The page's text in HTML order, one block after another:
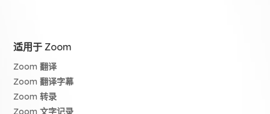
适用于 Zoom
Zoom 翻译
Zoom 翻译字幕
Zoom 转录
Zoom 文字记录